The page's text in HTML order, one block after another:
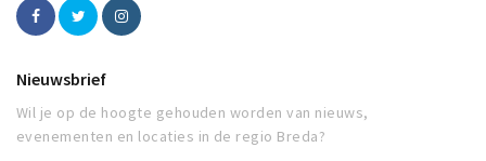
Nieuwsbrief
Wil je op de hoogte gehouden worden van nieuws,
evenementen en locaties in de regio Breda?